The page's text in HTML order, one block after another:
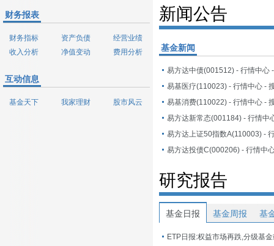
财务报表
财务指标 资产负债
经营业绩
收入分析
净值变动 费用分析
互动信息
基金天下 我家理财 股市风云
新闻公告
基金新闻
易方达中债(001512) - 行情中心
易基医疗(110023) - 行情中心 -
易基消费(110022) - 行情中心 -
易方达新常态(001184) - 行情中
易方达投债C(000206) - 行情中
研究报告
基金日报 基金周报 基
ETP日报:权益市场再跌,分级基